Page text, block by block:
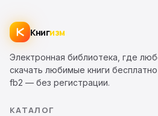
Книгизм
Электронная библиотека, где
скачать любимые книги
fb2 — без регистрации.
КАТАЛОГ